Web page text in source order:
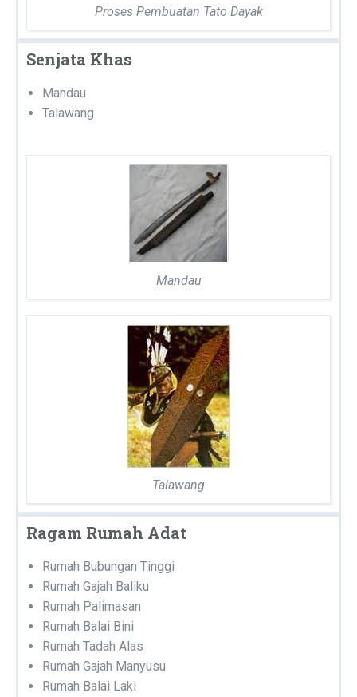
Proses Pembuatan Tato Dayak
Senjata Khas
Mandau
Talawang
Mandau
Talawang
Ragam Rumah Adat
Rumah Bubungan Tinggi
Rumah Gajah Baliku
Rumah Palimasan
Rumah Balai Bini
Rumah Tadah Alas
Rumah Gajah Manyusu
Rumah Balai Laki